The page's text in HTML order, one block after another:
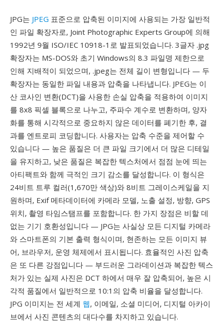
JPG는 JPEG 표준으로 압축된 이미지에 사용되는 가장 일반적
인 파일 확장자로, Joint Photographic Experts Group에 의해
1992년 9월 ISO/IEC 10918-1로 발표되었습니다. 3글자 .jpg
확장자는 MS-DOS와 초기 Windows의 8.3 파일명 제한으로
인해 지배적이 되었으며, .jpeg는 전체 길이 변형입니다 — 두
확장자는 동일한 파일 내용과 압축을 나타냅니다. JPEG는 이
산 코사인 변환(DCT)을 사용한 손실 압축을 적용하여 이미지
를 8x8 픽셀 블록으로 나누고, 주파수 계수로 변환하며, 양자
화를 통해 시각적으로 중요하지 않은 데이터를 폐기한 후, 결
과를 엔트로피 코딩합니다. 사용자는 압축 수준을 제어할 수
있습니다 — 높은 품질은 더 큰 파일 크기에서 더 많은 디테일
을 유지하고, 낮은 품질은 복잡한 텍스처에서 점점 눈에 띄는
아티팩트와 함께 극적인 크기 감소를 달성합니다. 이 형식은
24비트 트루 컬러(1,670만 색상)와 8비트 그레이스케일을 지
원하며, Exif 메타데이터에 카메라 모델, 노출 설정, 방향, GPS
위치, 촬영 타임스탬프를 포함합니다. 한 가지 장점은 비할 데
없는 기기 호환성입니다 — JPG는 사실상 모든 디지털 카메라
와 스마트폰의 기본 출력 형식이며, 현존하는 모든 이미지 뷰
어, 브라우저, 운영 체제에서 표시됩니다. 효율적인 사진 압축
은 또 다른 강점입니다 — 부드러운 그라데이션과 복잡한 텍스
처가 있는 실제 사진은 DCT 하에서 매우 잘 압축되어, 높은 시
각적 품질에서 일반적으로 10:1의 압축 비율을 달성합니다.
JPG 이미지는 전 세계 웹, 이메일, 소셜 미디어, 디지털 아카이
브에서 사진 콘텐츠의 대다수를 차지하고 있습니다.